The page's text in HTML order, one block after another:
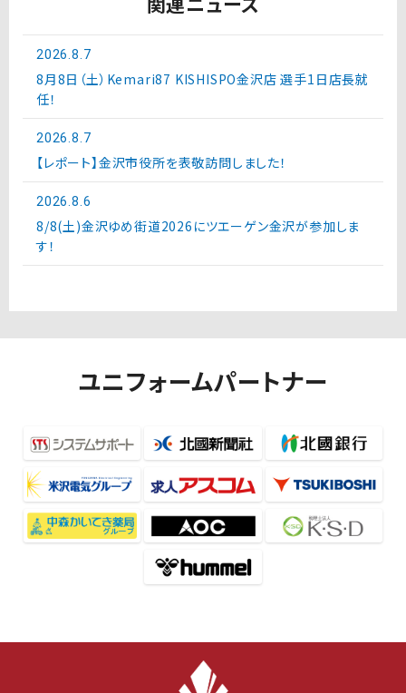
2026.8.7
8月8日（土）Kemari87 KISHISPO金沢店 選手1日店長就
任！
2026.8.7
【レポート】金沢市役所を表敬訪問しました！
2026.8.6
8/8(土)金沢ゆめ街道2026にツエーゲン金沢が参加しま
す！
ユニフォームパートナー